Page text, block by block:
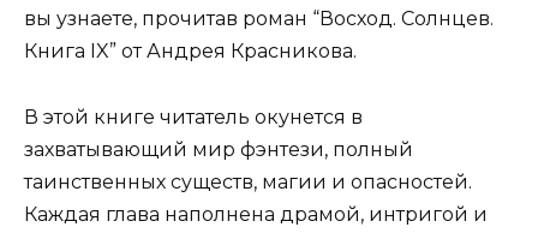
вы узнаете, прочитав роман “Восход. Солнцев.
Книга IX” от Андрея Красникова.
В этой книге читатель окунется в
захватывающий мир фэнтези, полный
таинственных существ, магии и опасностей.
Каждая глава наполнена драмой, интригой и